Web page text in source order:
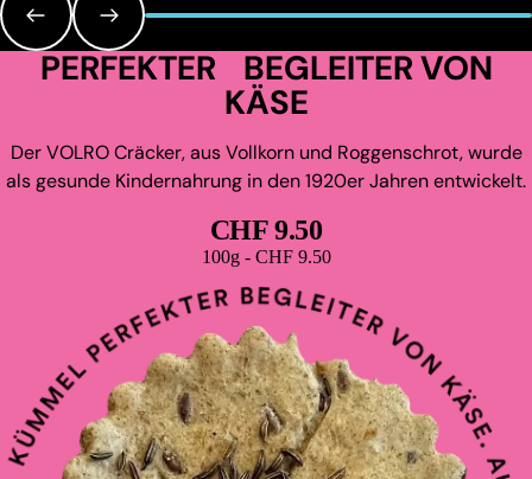
PERFEKTER BEGLEITER VON
KÄSE
Der VOLRO Cräcker, aus Vollkorn und Roggenschrot, wurde
als gesunde Kindernahrung in den 1920er Jahren entwickelt.
CHF 9.50
Grundpreis
100g - CHF 9.50